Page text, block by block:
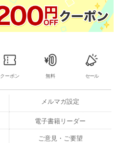
クーポン 無料 セール
メルマガ設定
電子書籍リーダー
ご意見・ご要望